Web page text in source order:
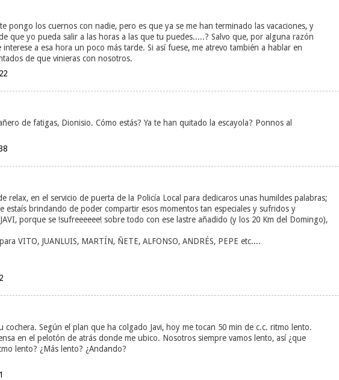
pongo los cuernos con nadie, pero es que ya se me han terminado las vacaciones, y
que yo pueda salir a las horas a las que tu puedes.....? Salvo que, por alguna razón
a esa hora un poco más tarde. Si así fuese, me atrevo también a hablar en
de que vinieras con nosotros.
de fatigas, Dionisio. Cómo estás? Ya te han quitado la escayola? Ponnos al
relax, en el servicio de puerta de la Policía Local para dedicaros unas humildes palabras;
estaís brindando de poder compartir esos momentos tan especiales y sufridos y
porque se !sufreeeeee! sobre todo con ese lastre añadido (y los 20 Km del Domingo),
VITO, JUANLUIS, MARTÍN, ÑETE, ALFONSO, ANDRÉS, PEPE etc....
cochera. Según el plan que ha colgado Javi, hoy me tocan 50 min de c.c. ritmo lento.
en el pelotón de atrás donde me ubico. Nosotros siempre vamos lento, así ¿que
lento? ¿Más lento? ¿Andando?